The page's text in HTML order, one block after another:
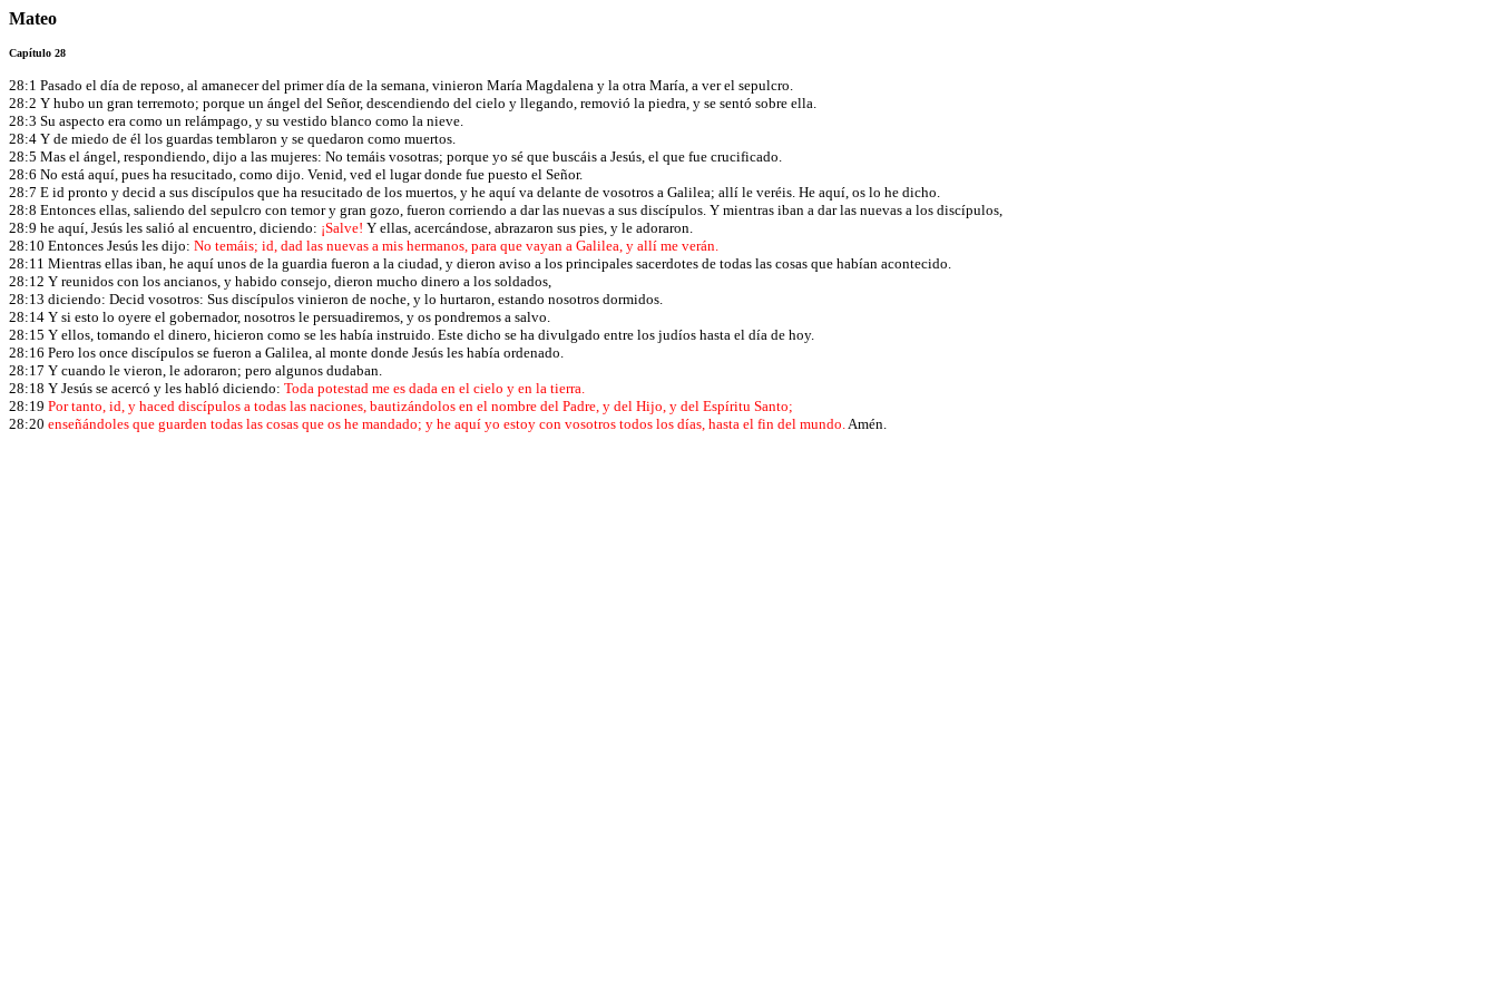
Mateo
Capítulo 28
28:1 Pasado el día de reposo, al amanecer del primer día de la semana, vinieron María Magdalena y la otra María, a ver el sepulcro.
28:2 Y hubo un gran terremoto; porque un ángel del Señor, descendiendo del cielo y llegando, removió la piedra, y se sentó sobre ella.
28:3 Su aspecto era como un relámpago, y su vestido blanco como la nieve.
28:4 Y de miedo de él los guardas temblaron y se quedaron como muertos.
28:5 Mas el ángel, respondiendo, dijo a las mujeres: No temáis vosotras; porque yo sé que buscáis a Jesús, el que fue crucificado.
28:6 No está aquí, pues ha resucitado, como dijo. Venid, ved el lugar donde fue puesto el Señor.
28:7 E id pronto y decid a sus discípulos que ha resucitado de los muertos, y he aquí va delante de vosotros a Galilea; allí le veréis. He aquí, os lo he dicho.
28:8 Entonces ellas, saliendo del sepulcro con temor y gran gozo, fueron corriendo a dar las nuevas a sus discípulos. Y mientras iban a dar las nuevas a los discípulos,
28:9 he aquí, Jesús les salió al encuentro, diciendo: ¡Salve! Y ellas, acercándose, abrazaron sus pies, y le adoraron.
28:10 Entonces Jesús les dijo: No temáis; id, dad las nuevas a mis hermanos, para que vayan a Galilea, y allí me verán.
28:11 Mientras ellas iban, he aquí unos de la guardia fueron a la ciudad, y dieron aviso a los principales sacerdotes de todas las cosas que habían acontecido.
28:12 Y reunidos con los ancianos, y habido consejo, dieron mucho dinero a los soldados,
28:13 diciendo: Decid vosotros: Sus discípulos vinieron de noche, y lo hurtaron, estando nosotros dormidos.
28:14 Y si esto lo oyere el gobernador, nosotros le persuadiremos, y os pondremos a salvo.
28:15 Y ellos, tomando el dinero, hicieron como se les había instruido. Este dicho se ha divulgado entre los judíos hasta el día de hoy.
28:16 Pero los once discípulos se fueron a Galilea, al monte donde Jesús les había ordenado.
28:17 Y cuando le vieron, le adoraron; pero algunos dudaban.
28:18 Y Jesús se acercó y les habló diciendo: Toda potestad me es dada en el cielo y en la tierra.
28:19 Por tanto, id, y haced discípulos a todas las naciones, bautizándolos en el nombre del Padre, y del Hijo, y del Espíritu Santo;
28:20 enseñándoles que guarden todas las cosas que os he mandado; y he aquí yo estoy con vosotros todos los días, hasta el fin del mundo.Amén.